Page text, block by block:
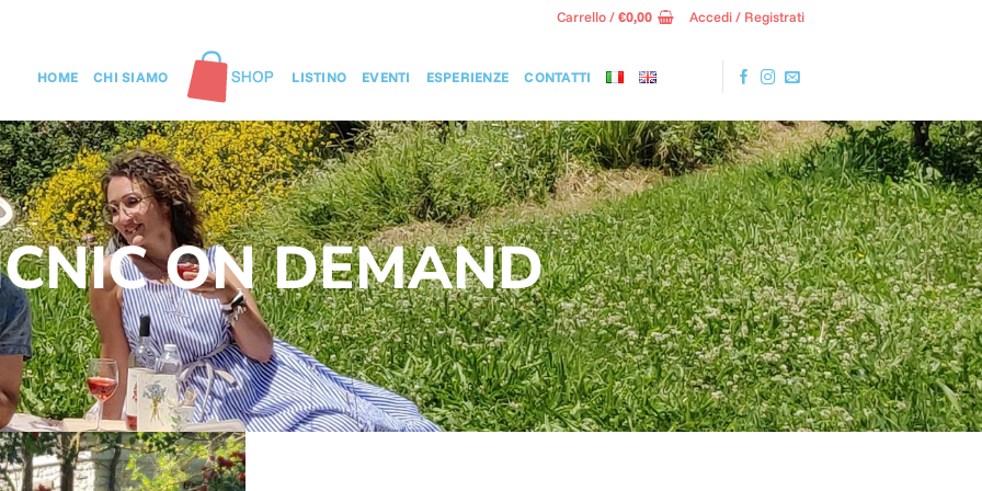
Carrello /€0,00 Accedi / Registrati
HOME CHI SIAMO LISTINO EVENTI ESPERIENZE CONTATTI
ON DEMAND